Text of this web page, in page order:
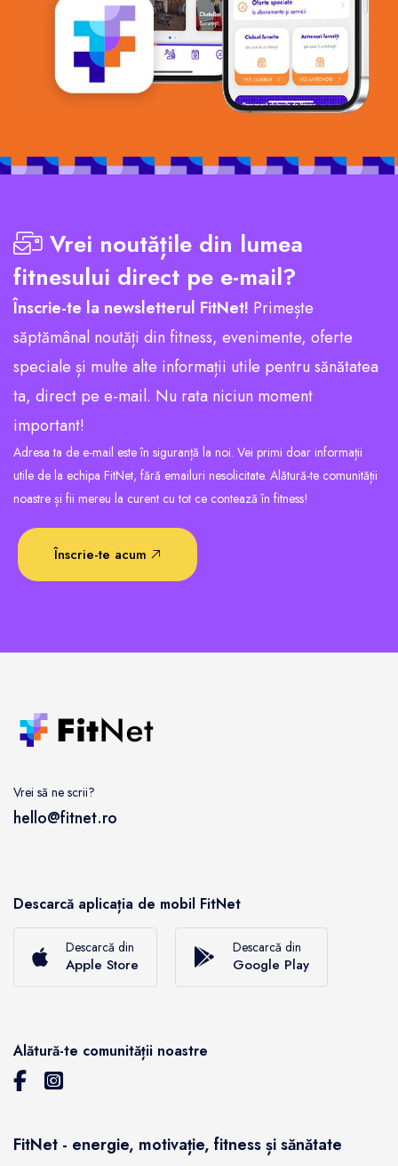
Vrei noutățile din lumea
fitnesului direct pe e-mail?
Înscrie-te la newsletterul FitNet! Primește
săptămânal noutăți din fitness, evenimente, oferte
speciale și multe alte informații utile pentru sănătatea
ta, direct pe e-mail. Nu rata niciun moment
important!
Adresa ta de e-mail este în siguranță la noi. Vei primi doar informații
utile de la echipa FitNet, fără emailuri nesolicitate. Alătură-te comunității
noastre și fii mereu la curent cu tot ce contează în fitness!
Înscrie-te acum
Vrei să ne scrii?
hello@fitnet.ro
Descarcă aplicația de mobil FitNet
Descarcă din
Apple Store
Descarcă din
Google Play
Alătură-te comunității noastre
FitNet - energie, motivație, fitness și sănătate